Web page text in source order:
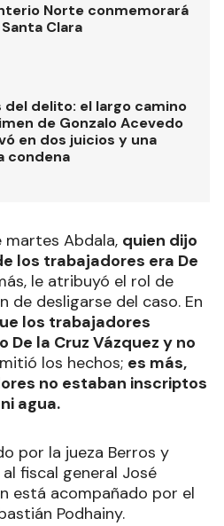
Norte conmemorará
Clara
del delito: el largo camino
de Gonzalo Acevedo
en dos juicios y una
condena
martes Abdala, quien dijo
los trabajadores era De
le atribuyó el rol de
de desligarse del caso. En
los trabajadores
De la Cruz Vázquez y no
los hechos; es más,
no estaban inscriptos
agua.
por la jueza Berros y
fiscal general José
está acompañado por el
Podhainy.